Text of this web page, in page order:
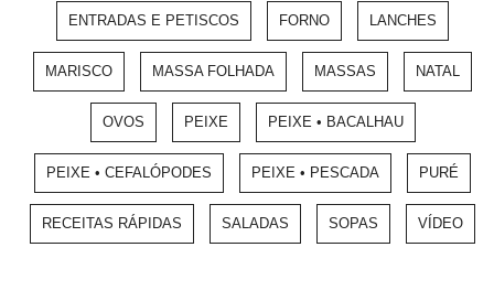
ENTRADAS E PETISCOS FORNO LANCHES
MARISCO MASSA FOLHADA MASSAS NATAL
OVOS PEIXE PEIXE • BACALHAU
PEIXE • CEFALÓPODES PEIXE • PESCADA PURÉ
RECEITAS RÁPIDAS SALADAS SOPAS VÍDEO